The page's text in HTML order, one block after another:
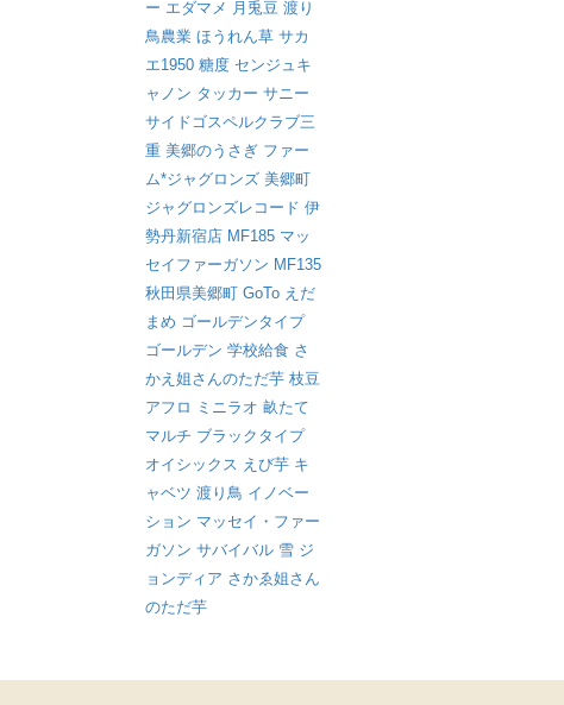
ー エダマメ 月兎豆 渡り
鳥農業 ほうれん草 サカ
エ1950 糖度 センジュキ
ャノン タッカー サニー
サイドゴスペルクラブ三
重 美郷のうさぎ ファー
ム*ジャグロンズ 美郷町
ジャグロンズレコード 伊
勢丹新宿店 MF185 マッ
セイファーガソン MF135
秋田県美郷町 GoTo えだ
まめ ゴールデンタイプ
ゴールデン 学校給食 さ
かえ姐さんのただ芋 枝豆
アフロ ミニラオ 畝たて
マルチ ブラックタイプ
オイシックス えび芋 キ
ャベツ 渡り鳥 イノベー
ション マッセイ・ファー
ガソン サバイバル 雪 ジ
ョンディア さかゑ姐さん
のただ芋